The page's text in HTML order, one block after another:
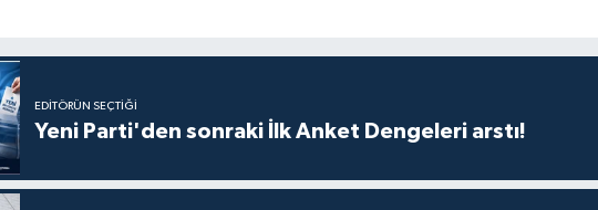
EDITÖRÜN SEÇTIĞI
Yeni Parti'den sonraki İlk Anket Dengeleri arstı!